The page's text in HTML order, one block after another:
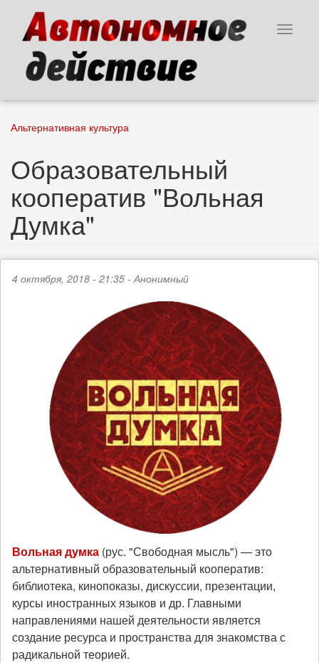
основному
содержанию
Toggle
Альтернативная культура
Образовательный
кооператив "Вольная
Думка"
4 октября, 2018 - 21:35 -Анонимный
Вольная думка (рус. "Свободная мысль") — это
альтернативный образовательный кооператив:
библиотека, кинопоказы, дискуссии, презентации,
курсы иностранных языков и др. Главными
направлениями нашей деятельности является
создание ресурса и пространства для знакомства с
радикальной теорией.